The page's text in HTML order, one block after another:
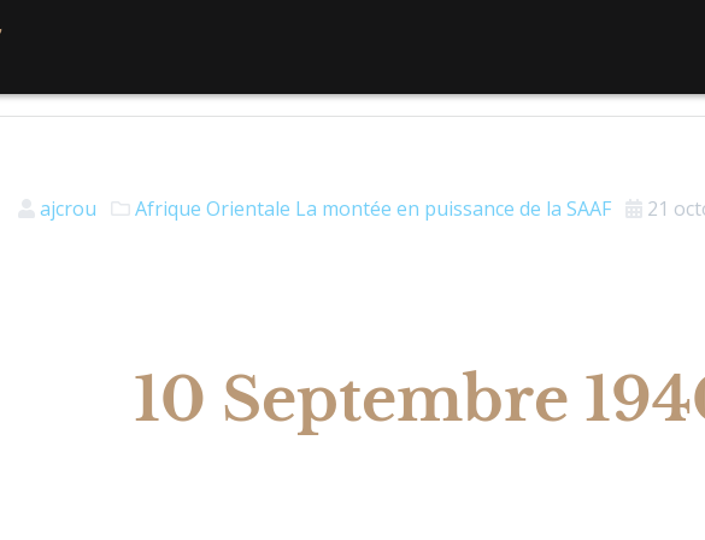
ajcrou Afrique Orientale La montée en puissance de la SAAF 21
10 Septembre